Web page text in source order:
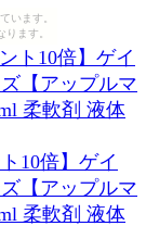
います。
ます。
10倍】ゲイ
【アップルマ
柔軟剤 液体